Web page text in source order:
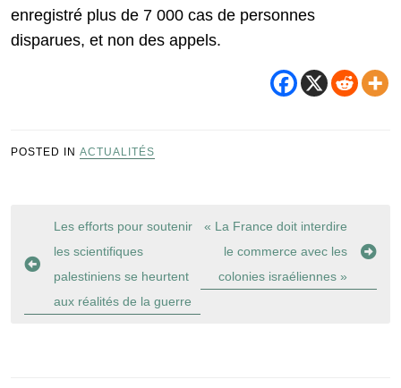
enregistré plus de 7 000 cas de personnes
disparues, et non des appels.
POSTED IN ACTUALITÉS
Navigation
de
l’article
Les efforts pour soutenir
les scientifiques
palestiniens se heurtent
aux réalités de la guerre
« La France doit interdire
le commerce avec les
colonies israéliennes »